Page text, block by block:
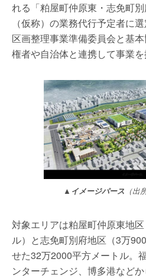
れる「粕屋町仲原東・志免町別
（仮称）の業務代行予定者に
区画整理事業準備委員会と基
権者や自治体と連携して事業を
▲ イメージパース （出
対象エリアは粕屋町仲原東地
ル）と志免町別府地区（3万
せた32万2000平方メートル。
ンターチェンジ、博多港など